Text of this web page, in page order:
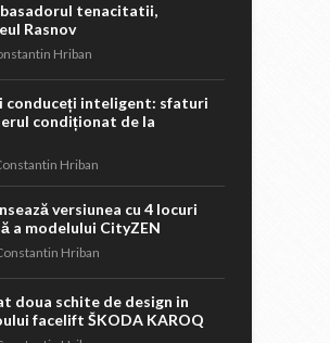
tenacitatii,
Rasnov
Hriban
conduceți inteligent: sfaturi
condiționat de la
Hriban
versiunea cu 4 locuri
a modelului CityZEN
Hriban
doua schite de design in
facelift ŠKODA KAROQ